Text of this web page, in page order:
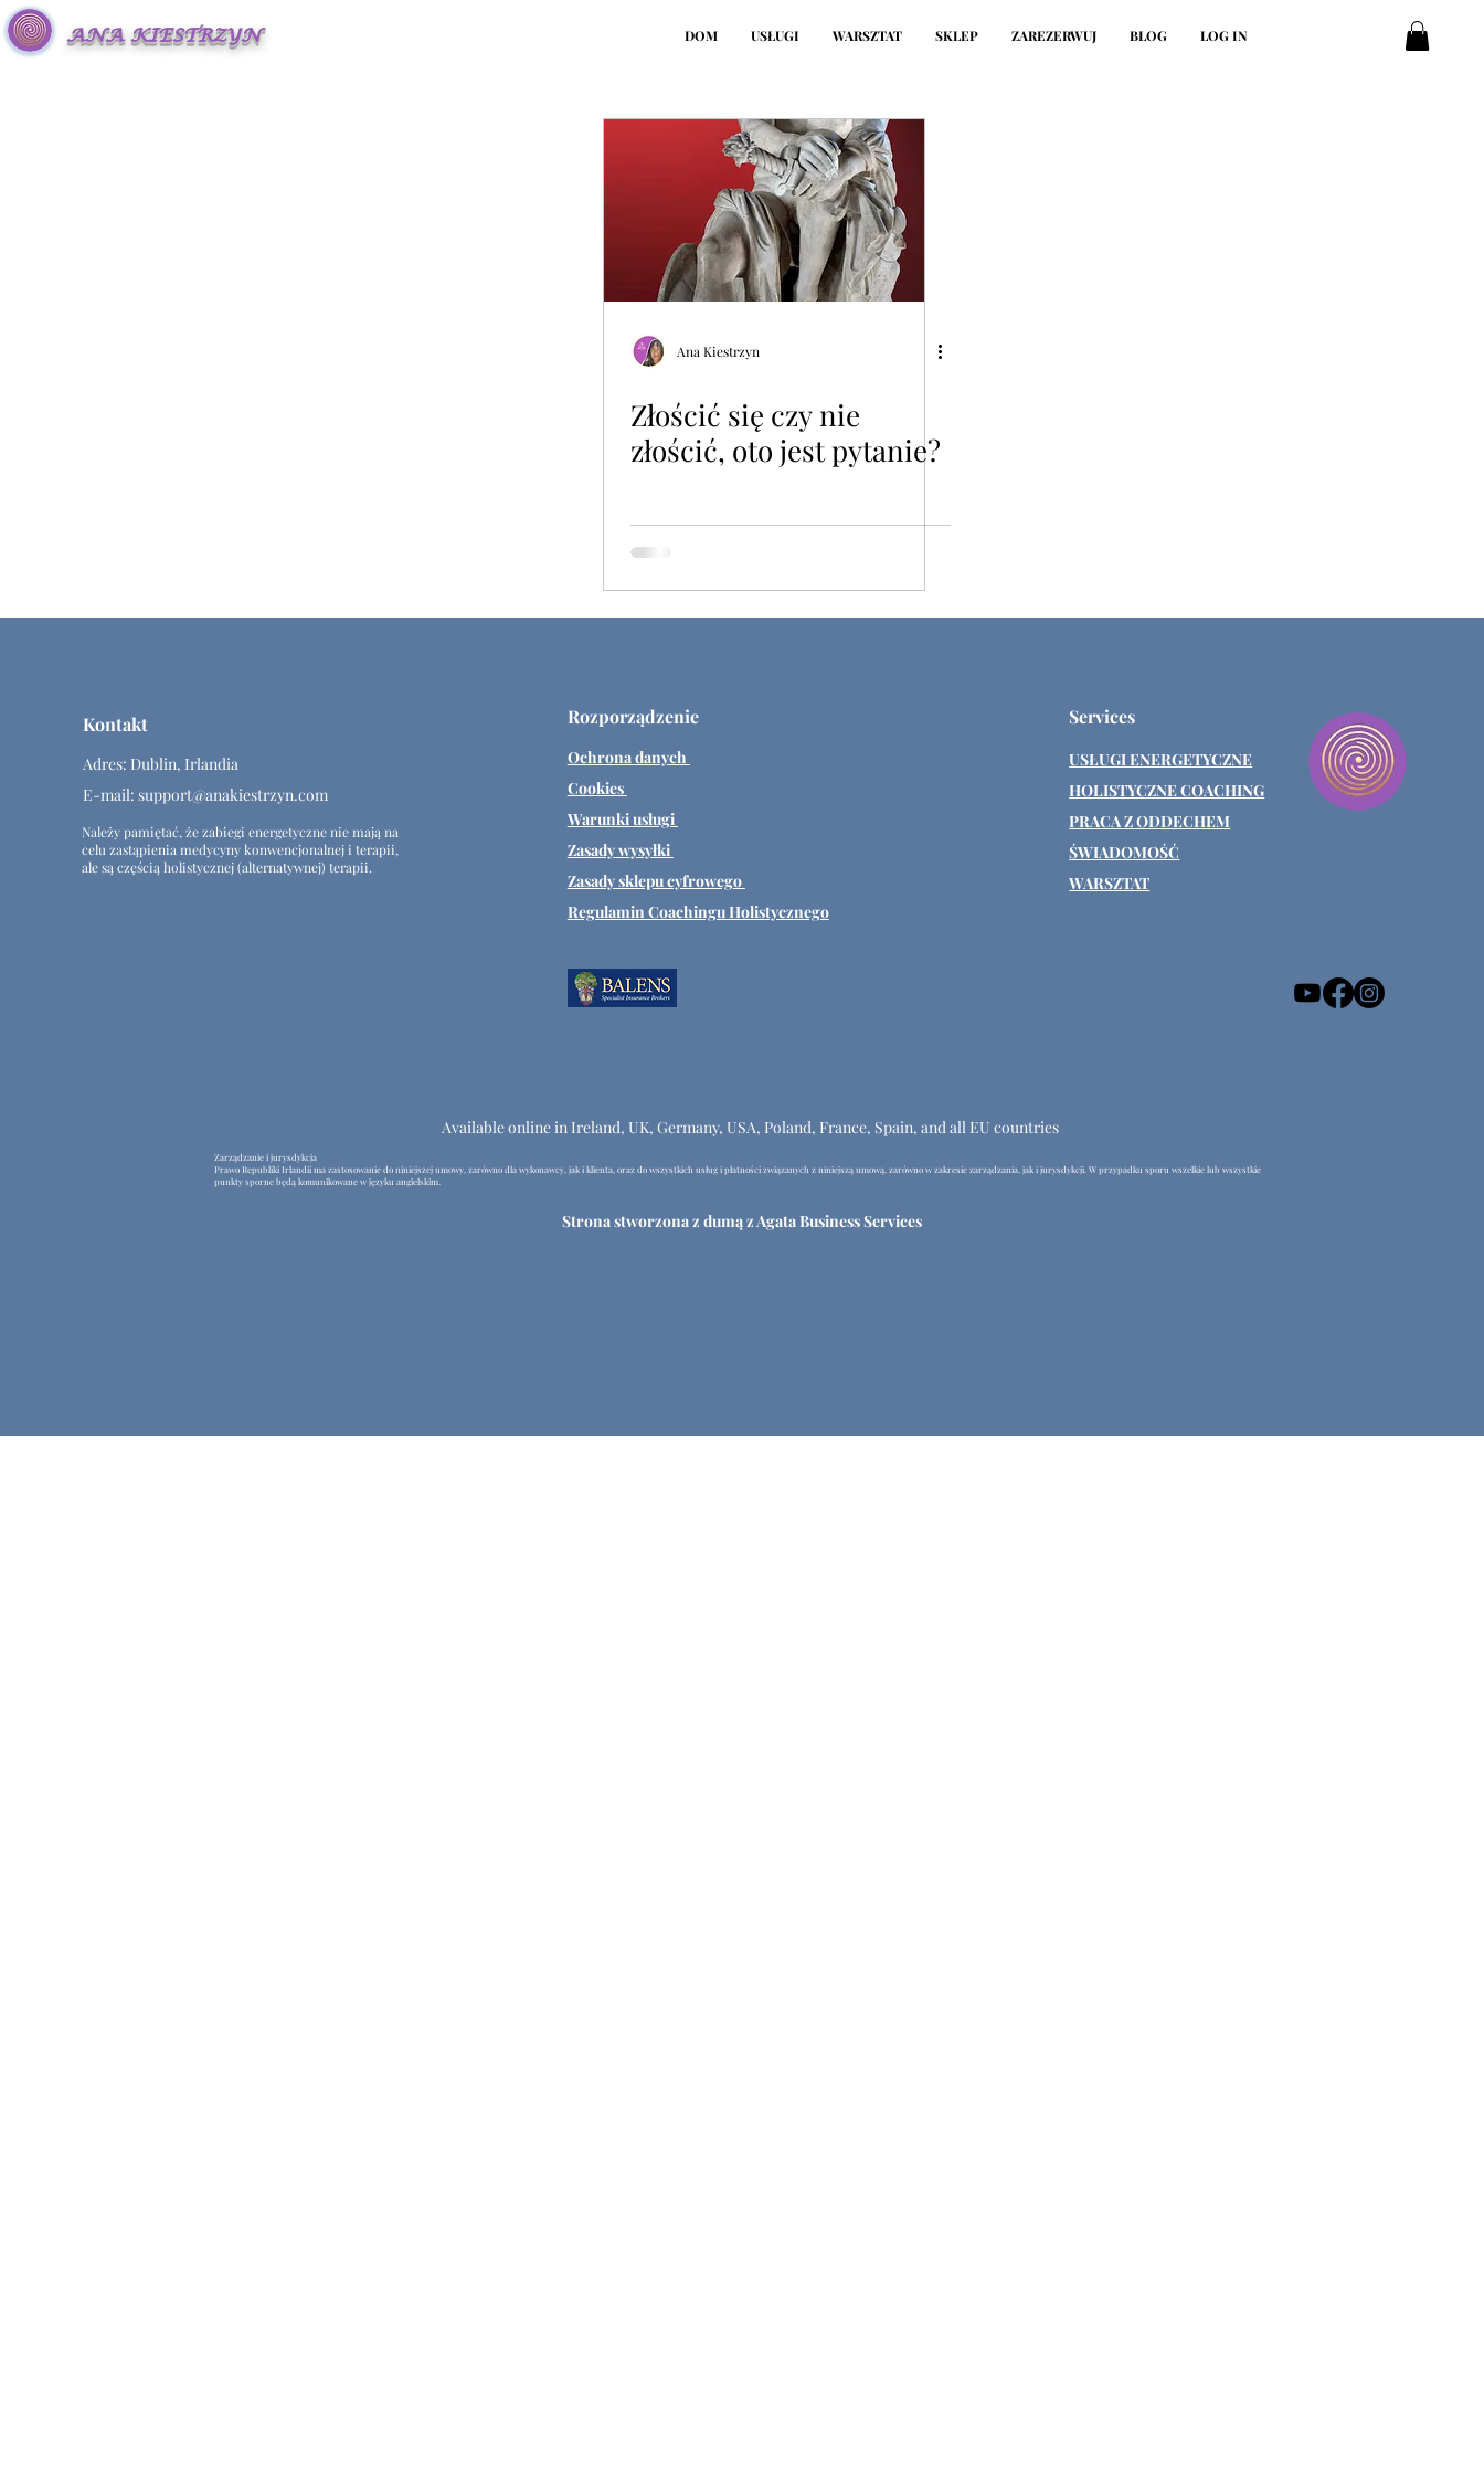
ANA KIESTRZYN DOM USŁUGI WARSZTAT SKLEP ZAREZERWUJ BLOG LOG IN
Ana Kiestrzyn
Złościć się czy nie
złościć, oto jest pytanie?
Kontakt
Adres: Dublin, Irlandia
E-mail: support@anakiestrzyn.com
Należy pamiętać, że zabiegi energetyczne nie mają na
celu zastąpienia medycyny konwencjonalnej i terapii,
ale są częścią holistycznej (alternatywnej) terapii.
Rozporządzenie
Ochrona danych
Cookies
Warunki usługi
Zasady wysyłki
Zasady sklepu cyfrowego
Regulamin Coachingu Holistycznego
Services
USŁUGI ENERGETYCZNE
HOLISTYCZNE COACHING
PRACA Z ODDECHEM
ŚWIADOMOŚĆ
WARSZTAT
Available online in Ireland, UK, Germany, USA, Poland, France, Spain, and all EU countries
Zarządzanie i jurysdykcja
Prawo Republiki Irlandii ma zastosowanie do niniejszej umowy, zarówno dla wykonawcy, jak i klienta, oraz do wszystkich usług i płatności związanych z niniejszą umową, zarówno w zakresie zarządzania, jak i jurysdykcji. W przypadku sporu wszelkie lub wszystkie
punkty sporne będą komunikowane w języku angielskim.
Strona stworzona z dumą z Agata Business Services